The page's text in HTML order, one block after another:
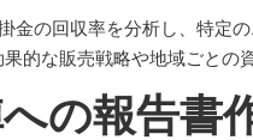
金の回収率を分析し、特定
的な販売戦略や地域ごとの
の報告書